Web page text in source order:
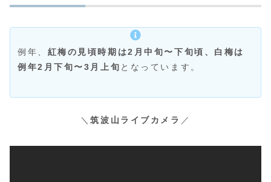
例年、 紅梅の見頃時期は2月中旬〜下旬頃、白梅は
例年2月下旬〜3月上旬 となっています。
＼筑波山ライブカメラ ／